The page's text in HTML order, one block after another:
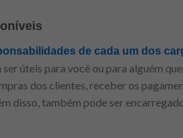
de cada um dos
úteis para você ou para alguém
dos clientes, receber os
disso, também pode ser